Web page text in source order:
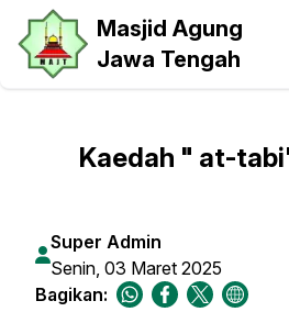
Masjid Agung
Jawa Tengah
Kaedah " at-
Super Admin
Senin, 03 Maret 2025
Bagikan: